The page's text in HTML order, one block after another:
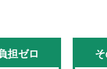
担ゼロ